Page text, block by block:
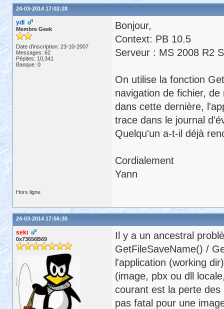
24-03-2014 17:02:28
ydl
Membre Geek
Date d'inscription: 23-10-2007
Messages: 62
Pépites: 10,341
Banque: 0
Bonjour,
Context: PB 10.5
Serveur : MS 2008 R2
On utilise la fonction
navigation de fichier,
dans cette dernière,
trace dans le journal
Quelqu'un a-t-il déjà
Cordialement
Yann
Hors ligne
24-03-2014 17:56:30
seki
0x73656B69
Il y a un ancestral
GetFileSaveName() /
l'application (working
(image, pbx ou dll
courant est la perte
pas fatal pour une